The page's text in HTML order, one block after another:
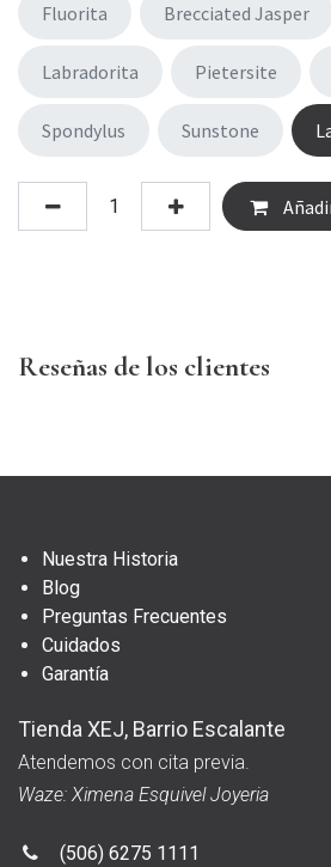
Fluorita Brecciated Jasper
Labradorita Pietersite
Spondylus Sunstone
Reseñas de los clientes
Nuestra Historia
Blog
Preguntas Frecuentes
Cuidados
Garantía
Tienda XEJ, Barrio Escalante
Atendemos con cita previa.
Waze: Ximena Esquivel Joyeria
(506) 6275 1111